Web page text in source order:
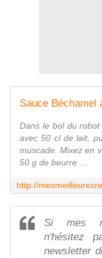
Dans le bol du
avec 50 cl de lait,
muscade. Mixez en
50 g de beurre ...
Si mes
n'hésitez
newsletter